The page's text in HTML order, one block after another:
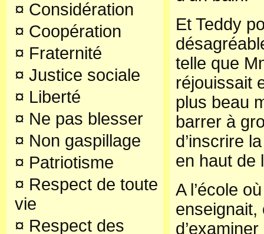
¤ Considération
¤ Coopération
¤ Fraternité
¤ Justice sociale
¤ Liberté
¤ Ne pas blesser
¤ Non gaspillage
¤ Patriotisme
¤ Respect de toute
vie
¤ Respect des
Et Teddy
telle que
réjouissait
plus beau
barrer à
d’inscrire
en haut de
A l’école
enseignait,